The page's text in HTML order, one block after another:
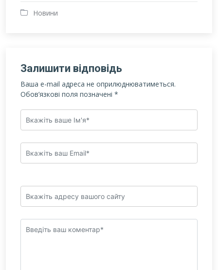
Новини
Залишити відповідь
Ваша e-mail адреса не оприлюднюватиметься.
Обов’язкові поля позначені *